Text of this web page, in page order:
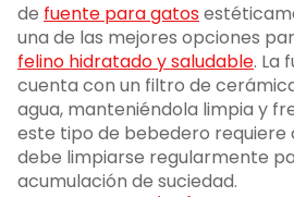
de fuente para gatos
una de las mejores opciones
felino hidratado y saludable. La
cuenta con un filtro de
agua, manteniéndola limpia y
este tipo de bebedero requiere
debe limpiarse regularmente
acumulación de suciedad.